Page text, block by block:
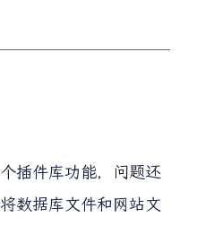
插件库功能，问题还
数据库文件和网站文